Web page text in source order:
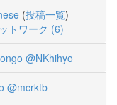
(投稿一覧)
トワーク (6)
@NKhihyo
@mcrktb